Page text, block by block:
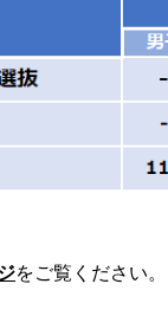
をご覧ください。